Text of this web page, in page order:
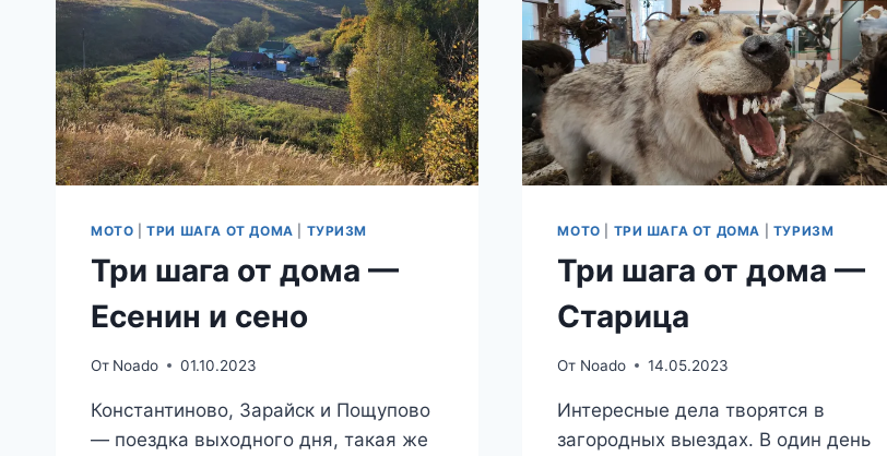
МОТО |ТРИ ШАГА ОТ ДОМА ТУРИЗМ
Три шага от дома —
Есенин и сено
От Noado 01.10.2023
Константиново, Зарайск и Пощупово
— поездка выходного дня, такая же
МОТО ТРИ ШАГА ОТ ДОМА ТУРИЗМ
Три шага от дома —
Старица
От Noado 14.05.2023
Интересные дела творятся в
загородных выездах. В один день